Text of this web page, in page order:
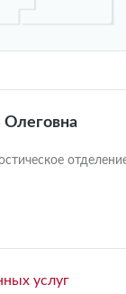
услуг